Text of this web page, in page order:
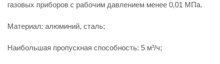
газовых приборов с рабочим давлением менее 0,01 МПа.
Материал: алюминий, сталь;
Наибольшая пропускная способность: 5 м³/ч;